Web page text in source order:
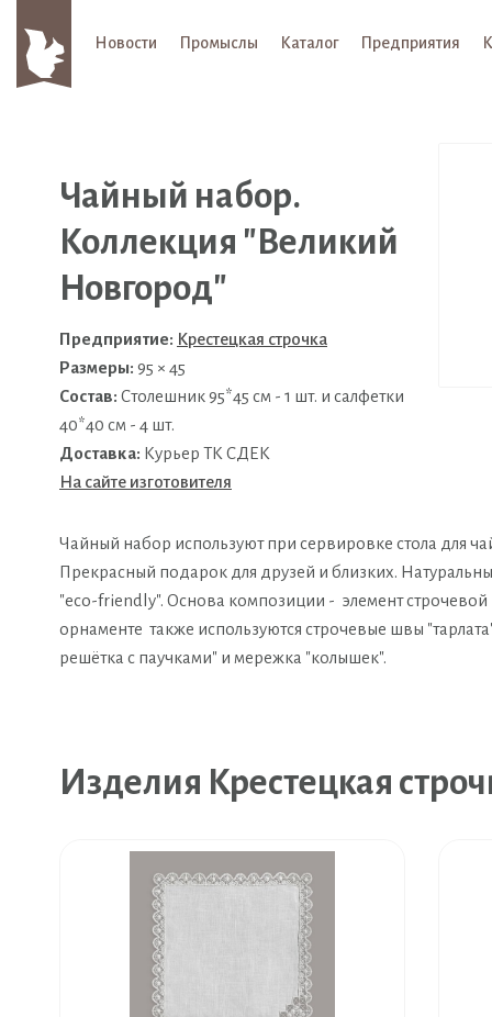
Новости Промыслы Каталог Предприятия
Чайный набор.
Коллекция "Великий
Новгород"
Предприятие: Крестецкая строчка
Размеры: 95 × 45
Состав: Столешник 95*45 см - 1 шт. и салфетки
40*40 см - 4 шт.
Доставка: Курьер ТК СДЕК
На сайте изготовителя
Чайный набор используют при сервировке стола для
Прекрасный подарок для друзей и близких.
"eco-friendly". Основа композиции - элемент
орнаменте также используются строчевые швы
решётка с паучками" и мережка "колышек".
Изделия Крестецкая